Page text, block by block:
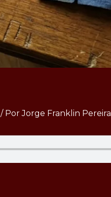
/ PorJorge Franklin Pereira